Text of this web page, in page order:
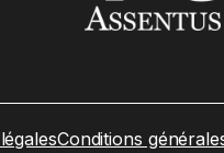
Conditions